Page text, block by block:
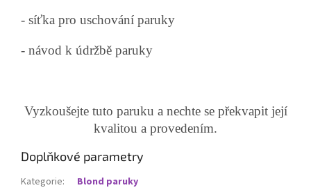
- síťka pro uschování paruky
- návod k údržbě paruky
Vyzkoušejte tuto paruku a nechte se překvapit její
kvalitou a provedením.
Doplňkové parametry
Kategorie:
Blond paruky